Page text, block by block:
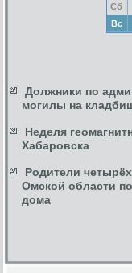
Сб
Вс
Должники по
могилы на
Неделя
Хабаровска
Родители
Омской области
дома